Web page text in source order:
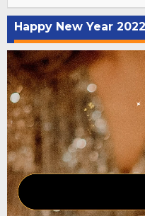
Happy New Year 2022
Pemutar
Video